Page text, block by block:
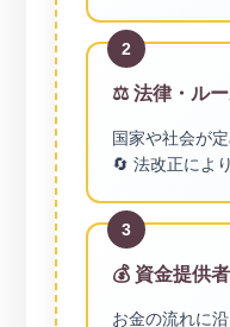
2
⚖️ 法律・ル
国家や社会が
🔄 法改正によ
3
💰 資金提供
お金の流れに